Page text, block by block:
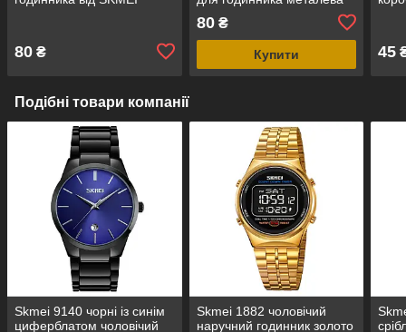
80 ₴
80₴
Купити 45
Подібні товари компанії
Skmei 9140 чорні із синім
циферблатом чоловічий
Skmei 1882 чоловічий
наручний годинник золото